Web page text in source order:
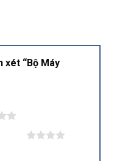
xét “Bộ Máy